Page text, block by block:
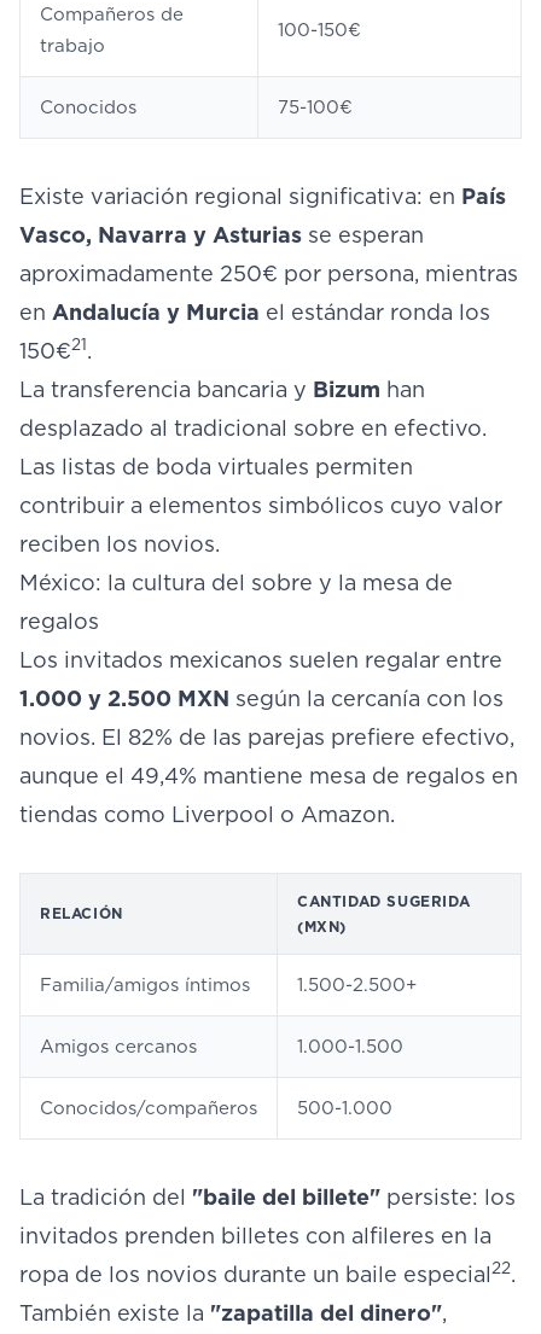
Compañeros de
trabajo
100-150€
Conocidos 75-100€
Existe variación regional significativa: en País
Vasco, Navarra y Asturias se esperan
aproximadamente 250€ por persona, mientras
en Andalucía y Murcia el estándar ronda los
150€21.
La transferencia bancaria y Bizum han
desplazado al tradicional sobre en efectivo.
Las listas de boda virtuales permiten
contribuir a elementos simbólicos cuyo valor
reciben los novios.
México: la cultura del sobre y la mesa de
regalos
Los invitados mexicanos suelen regalar entre
1.000 y 2.500 MXN según la cercanía con los
novios. El 82% de las parejas prefiere efectivo,
aunque el 49,4% mantiene mesa de regalos en
tiendas como Liverpool o Amazon.
RELACIÓN
CANTIDAD SUGERIDA
(MXN)
Familia/amigos íntimos 1.500-2.500+
Amigos cercanos 1.000-1.500
Conocidos/compañeros 500-1.000
La tradición del "baile del billete" persiste: los
invitados prenden billetes con alfileres en la
ropa de los novios durante un baile especial22.
También existe la "zapatilla del dinero",